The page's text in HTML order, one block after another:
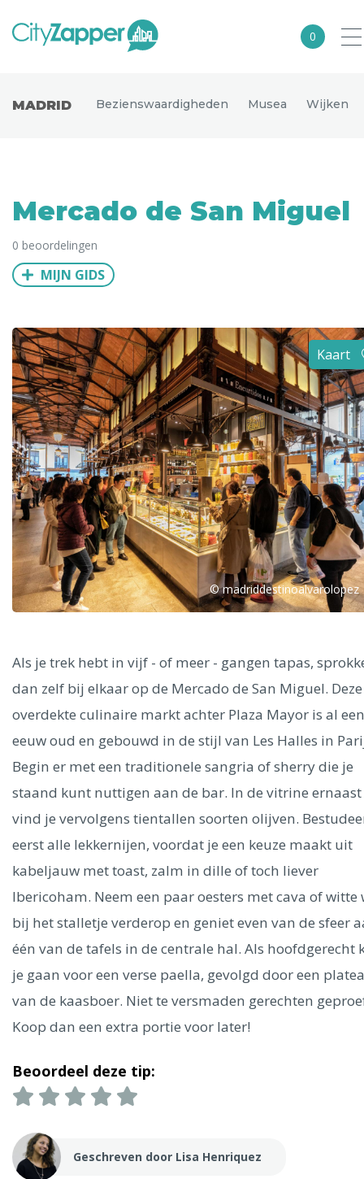
0
Europa
Noord-Amerika
Azië
Uitgelichte bestemmingen
Alle steden
Phoenix
Dresden
Berlijn
Dublin
Hong Kong München Wenen Budapest
Madrid
Vancouver
Alles bekijken
MADRID Bezienswaardigheden Musea Wijken
Mercado de San Miguel
0 beoordelingen
MIJN GIDS
Kaart
© madriddestinoalvarolopez
Als je trek hebt in vijf - of meer - gangen tapas,
dan zelf bij elkaar op de Mercado de San Miguel. Deze
overdekte culinaire markt achter Plaza Mayor is al een
eeuw oud en gebouwd in de stijl van Les Halles in
Begin er met een traditionele sangria of sherry die je
staand kunt nuttigen aan de bar. In de vitrine ernaast
vind je vervolgens tientallen soorten olijven.
eerst alle lekkernijen, voordat je een keuze maakt uit
kabeljauw met toast, zalm in dille of toch liever
Ibericoham. Neem een paar oesters met cava of witte
bij het stalletje verderop en geniet even van de sfeer
één van de tafels in de centrale hal. Als hoofdgerecht
je gaan voor een verse paella, gevolgd door een
van de kaasboer. Niet te versmaden gerechten
Koop dan een extra portie voor later!
Beoordeel deze tip:
Geschreven door Lisa Henriquez